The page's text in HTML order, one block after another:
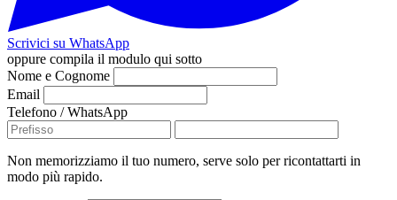
Scrivici su WhatsApp
oppure compila il modulo qui sotto
Nome e Cognome
Email
Telefono / WhatsApp
Non memorizziamo il tuo numero, serve solo per ricontattarti in
modo più rapido.